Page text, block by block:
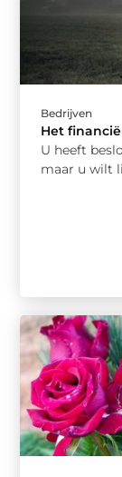
Bedrijven
Het
U heeft
maar u wilt